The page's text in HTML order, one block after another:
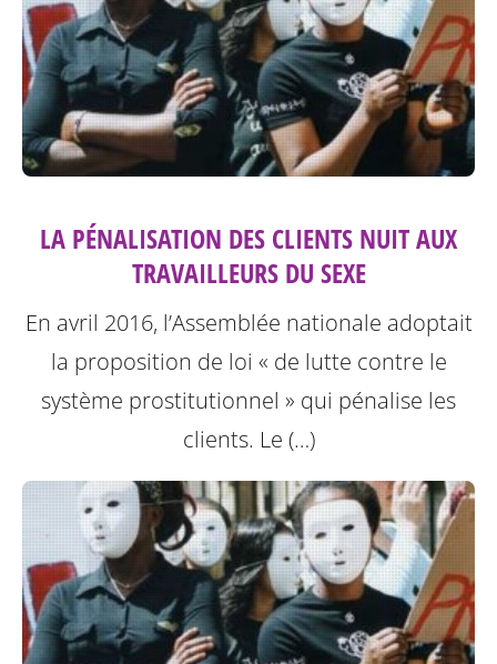
LA PÉNALISATION DES CLIENTS NUIT AUX
TRAVAILLEURS DU SEXE
En avril 2016, l’Assemblée nationale adoptait
la proposition de loi « de lutte contre le
système prostitutionnel » qui pénalise les
clients. Le (…)